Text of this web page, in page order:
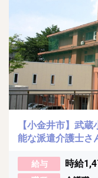
【小金井市】武
能な派遣介護士さ
給与 時給